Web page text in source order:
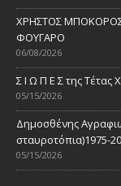
ΧΡΗΣΤΟΣ ΜΠΟΚΟΡΟΣ
ΦΟΥΓΑΡΟ
06/08/2026
Σ Ι Ω Π Ε Σ της
05/15/2026
Δημοσθένης
σταυροτόπια)1975-
05/15/2026